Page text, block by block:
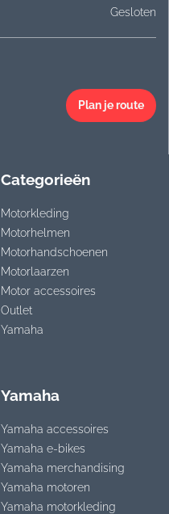
Gesloten
Plan je route
Categorieën
Motorkleding
Motorhelmen
Motorhandschoenen
Motorlaarzen
Motor accessoires
Outlet
Yamaha
Yamaha
Yamaha accessoires
Yamaha e-bikes
Yamaha merchandising
Yamaha motoren
Yamaha motorkleding